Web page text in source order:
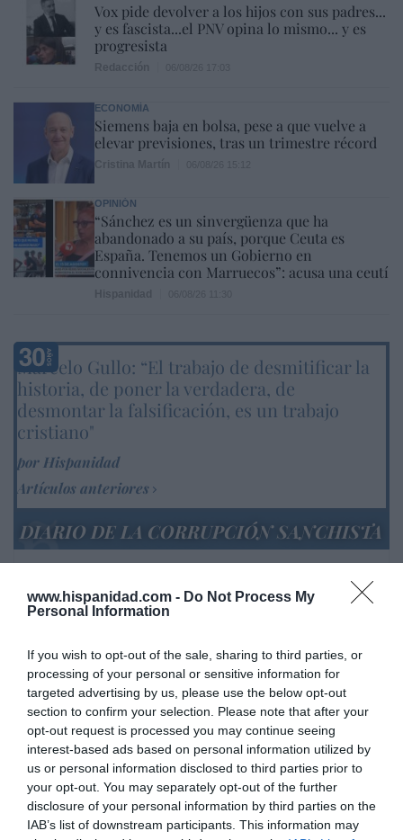
www.hispanidad.com - Do Not Process My
Personal Information
If you wish to opt-out of the sale, sharing to third parties, or
processing of your personal or sensitive information for
targeted advertising by us, please use the below opt-out
section to confirm your selection. Please note that after your
opt-out request is processed you may continue seeing
interest-based ads based on personal information utilized by
us or personal information disclosed to third parties prior to
your opt-out. You may separately opt-out of the further
disclosure of your personal information by third parties on the
IAB’s list of downstream participants. This information may
Vox pide devolver a los hijos con sus padres...
y es fascista...el PNV opina lo mismo... y es
progresista
ECONOMÍA
Siemens baja en bolsa, pese a que vuelve a
elevar previsiones, tras un trimestre récord
OPINIÓN
“Sánchez es un sinvergüenza que ha
abandonado a su país, porque Ceuta es
España. Tenemos un Gobierno en
connivencia con Marruecos”: acusa una ceutí
Marcelo Gullo: “El trabajo de desmitificar la
historia, de poner la verdadera, de
desmontar la falsificación, es un trabajo
cristiano"
por Hispanidad
Artículos anteriores
DIARIO DE LA CORRUPCIÓN SANCHISTA
Audiencia Nacional prorroga seis meses la
investigación del caso Koldo, ante el
por Redacción
Artículos anteriores
Opinión
Enormes minucias
por Eulogio López